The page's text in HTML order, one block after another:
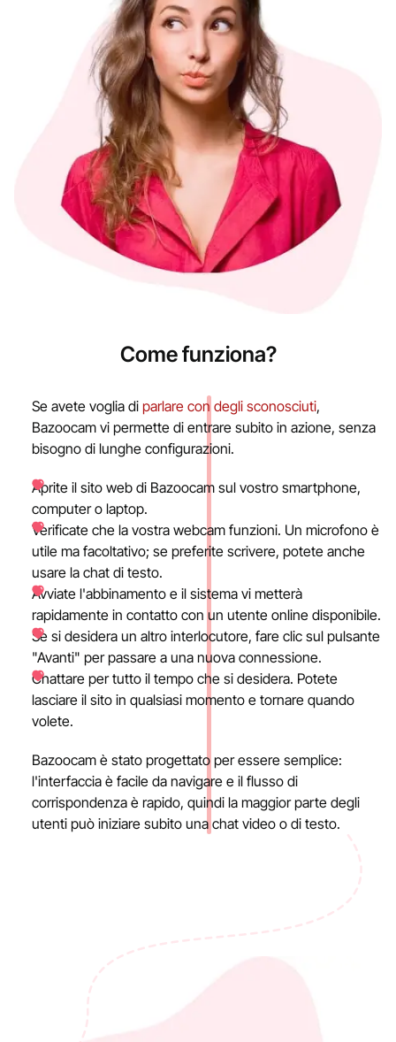
Come funziona?
Se avete voglia di parlare con degli sconosciuti,
Bazoocam vi permette di entrare subito in azione, senza
bisogno di lunghe configurazioni.
Aprite il sito web di Bazoocam sul vostro smartphone,
computer o laptop.
Verificate che la vostra webcam funzioni. Un microfono è
utile ma facoltativo; se preferite scrivere, potete anche
usare la chat di testo.
Avviate l'abbinamento e il sistema vi metterà
rapidamente in contatto con un utente online disponibile.
Se si desidera un altro interlocutore, fare clic sul pulsante
"Avanti" per passare a una nuova connessione.
Chattare per tutto il tempo che si desidera. Potete
lasciare il sito in qualsiasi momento e tornare quando
volete.
Bazoocam è stato progettato per essere semplice:
l'interfaccia è facile da navigare e il flusso di
corrispondenza è rapido, quindi la maggior parte degli
utenti può iniziare subito una chat video o di testo.